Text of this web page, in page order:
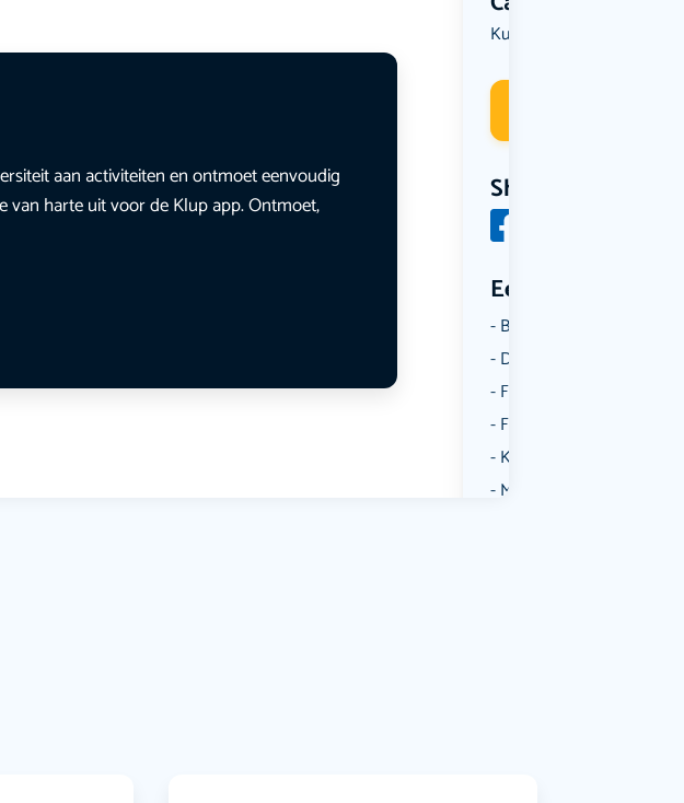
Kunst & Cultuur
Share
Een aantal
Borrelen
Dansen
Fietsen
Film
Kunst & Cultuur
Muziek
aan activiteiten en ontmoet eenvoudig
van harte uit voor de Klup app. Ontmoet,